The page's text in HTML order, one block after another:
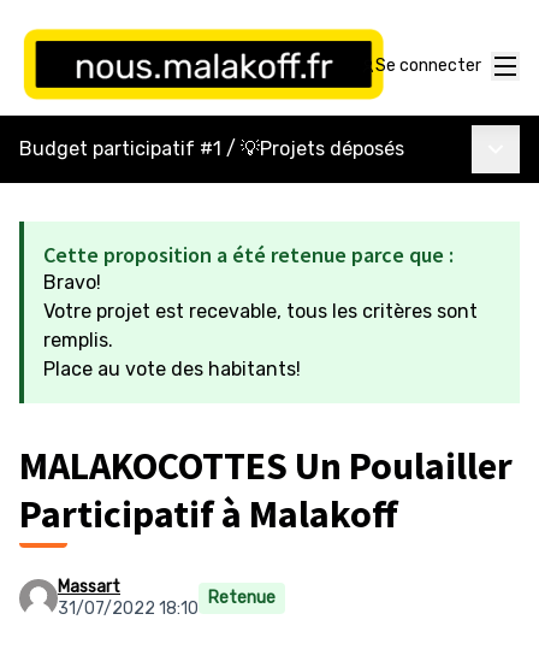
Se connecter
Budget participatif #1 / 💡Projets déposés
Cette proposition a été retenue parce que :
Bravo!
Votre projet est recevable, tous les critères sont
remplis.
Place au vote des habitants!
MALAKOCOTTES Un Poulailler
Participatif à Malakoff
Massart
31/07/2022 18:10
Retenue